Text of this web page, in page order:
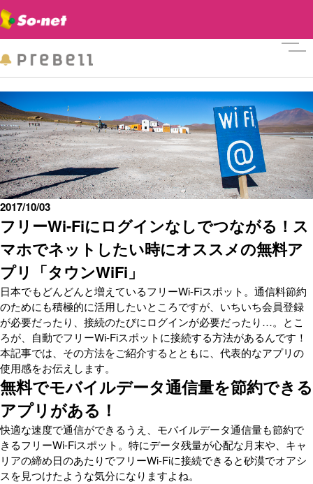
フリーWi-Fiにログインなしでつながる！ス
マホでネットしたい時にオススメの無料ア
プリ「タウンWiFi」
2017/10/03
日本でもどんどんと増えているフリーWi-Fiスポット。通信料節約
のためにも積極的に活用したいところですが、いちいち会員登録
が必要だったり、接続のたびにログインが必要だったり…。とこ
ろが、自動でフリーWi-Fiスポットに接続する方法があるんです！
本記事では、その方法をご紹介するとともに、代表的なアプリの
使用感をお伝えします。
無料でモバイルデータ通信量を節約できる
アプリがある！
快適な速度で通信ができるうえ、モバイルデータ通信量も節約で
きるフリーWi-Fiスポット。特にデータ残量が心配な月末や、キャ
リアの締め日のあたりでフリーWi-Fiに接続できると砂漠でオアシ
スを見つけたような気分になりますよね。